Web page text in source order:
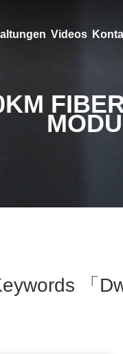
Videos
「